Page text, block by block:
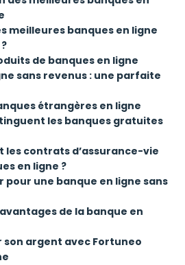
meilleures banques en ligne
de banques en ligne
sans revenus : une parfaite
étrangères en ligne
les banques gratuites
les contrats d’assurance-vie
en ligne ?
pour une banque en ligne sans
de la banque en
argent avec Fortuneo